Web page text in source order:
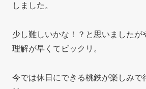
しました。
少し難しいかな！？と思いましたが
理解が早くてビックリ。
今では休日にできる桃鉄が楽しみで